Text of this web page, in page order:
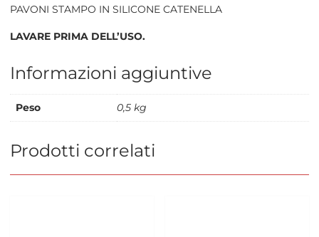
PAVONI STAMPO IN SILICONE CATENELLA
LAVARE PRIMA DELL’USO.
Informazioni aggiuntive
Peso 0,5 kg
Prodotti correlati